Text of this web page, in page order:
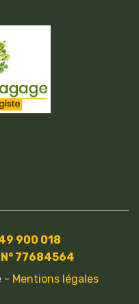
900 018
N° 77684564
- Mentions légales